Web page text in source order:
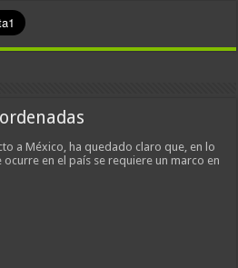
a México, ha quedado claro que, en lo
en el país se requiere un marco en